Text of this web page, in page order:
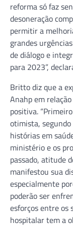
reforma só faz
desoneração
permitir a
grandes
de diálogo e
para 2023”,
Britto diz que a
Anahp em
positiva.
otimista, segundo
histórias em
ministério e os
passado, atitude
manifestou sua
especialmente
poderão ser
esforços entre os
hospitalar tem a